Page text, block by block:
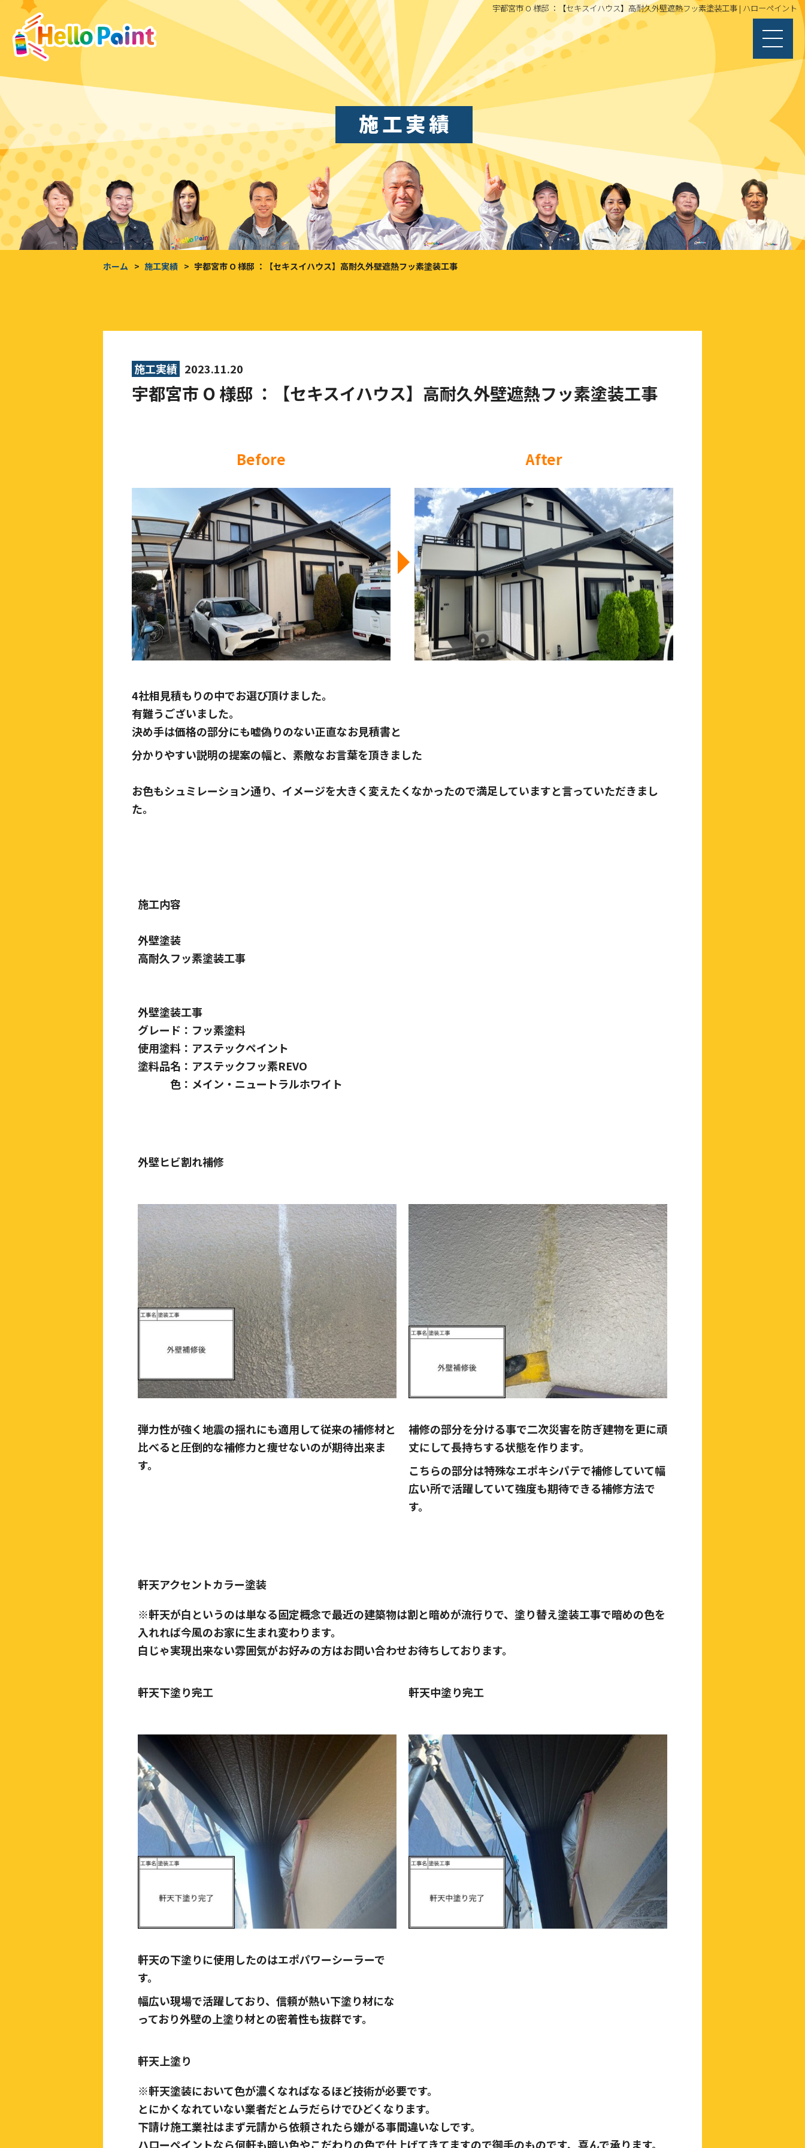
宇都宮市 O 様邸 ：【セキスイハウス】高耐久外壁遮熱フッ素塗装工事 | ハローペイント
施工実績
ホーム 施工実績 宇都宮市 O 様邸 ：【セキスイハウス】高耐久外壁遮熱フッ素塗装工事
施工実績 2023.11.20
宇都宮市 O 様邸 ：【セキスイハウス】高耐久外壁遮熱フッ素塗装工事
Before After
4社相見積もりの中でお選び頂けました。
有難うございました。
決め手は価格の部分にも嘘偽りのない正直なお見積書と
分かりやすい説明の提案の幅と、素敵なお言葉を頂きました
お色もシュミレーション通り、イメージを大きく変えたくなかったので満足していますと言っていただきまし
た。
施工内容
外壁塗装
高耐久フッ素塗装工事
外壁塗装工事
グレード：フッ素塗料
使用塗料：アステックペイント
塗料品名：アステックフッ素REVO
色：メイン・ニュートラルホワイト
外壁ヒビ割れ補修
弾力性が強く地震の揺れにも適用して従来の補修材と
比べると圧倒的な補修力と痩せないのが期待出来ま
す。
補修の部分を分ける事で二次災害を防ぎ建物を更に頑
丈にして長持ちする状態を作ります。
こちらの部分は特殊なエポキシパテで補修していて幅
広い所で活躍していて強度も期待できる補修方法で
す。
軒天アクセントカラー塗装
※軒天が白というのは単なる固定概念で最近の建築物は割と暗めが流行りで、塗り替え塗装工事で暗めの色を
入れれば今風のお家に生まれ変わります。
白じゃ実現出来ない雰囲気がお好みの方はお問い合わせお待ちしております。
軒天下塗り完工 軒天中塗り完工
軒天の下塗りに使用したのはエポパワーシーラーで
す。
幅広い現場で活躍しており、信頼が熱い下塗り材にな
っており外壁の上塗り材との密着性も抜群です。
軒天上塗り
※軒天塗装において色が濃くなればなるほど技術が必要です。
とにかくなれていない業者だとムラだらけでひどくなります。
下請け施工業社はまず元請から依頼されたら嫌がる事間違いなしです。
ハローペイントなら何軒も暗い色やこだわりの色で仕上げてきてますので御手のものです、喜んで承ります。